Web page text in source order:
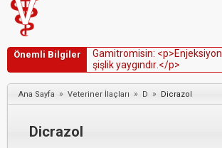
Önemli Bilgiler Gamitromisin: <p>Enjeksiyon
şişikyaygındır </p>
Ana Sayfa » Veteriner İlaçları » D » Dicrazol
Dicrazol